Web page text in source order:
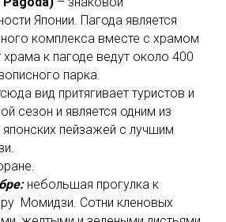
Японии. Пагода является
комплекса вместе с храмом
к пагоде ведут около 400
парка.
вид притягивает туристов и
сезон и является одним из
пейзажей с лучшим
небольшая прогулка к
Момидзи. Сотни кленовых